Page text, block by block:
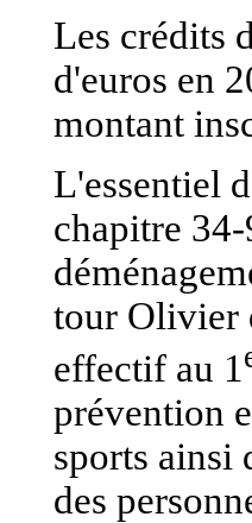
Les crédits
d'euros en
montant
L'essentiel
chapitre
tour Olivier
effectif au 1
prévention
sports ainsi
des